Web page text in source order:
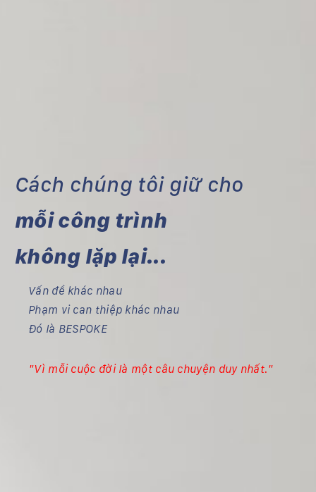
Cách chúng tôi giữ cho
mỗi công trình
không lặp lại...
Vấn đề khác nhau
Phạm vi can thiệp khác nhau
Đó là BESPOKE
"Vì mỗi cuộc đời là một câu chuyện duy nhất."